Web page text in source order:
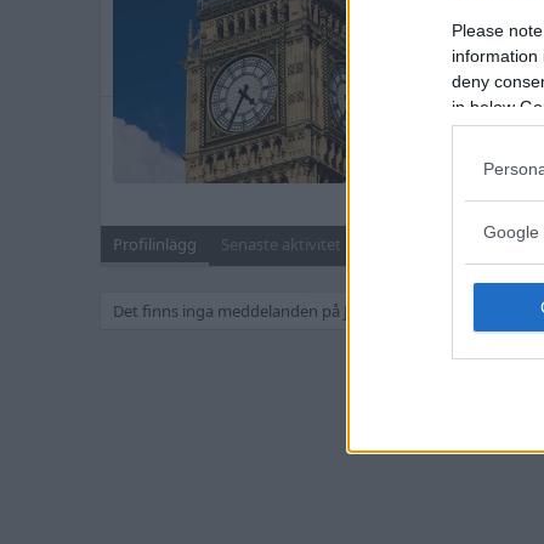
Please
information
deny
in below
Google
27 Augusti
Onsdag kl
Profilinlägg Senaste aktivitet
Det finns inga meddelanden på Joengse s profil än.